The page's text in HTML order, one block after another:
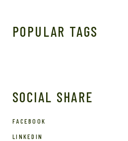
POPULAR TAGS
SOCIAL SHARE
FACEBOOK
LINKEDIN